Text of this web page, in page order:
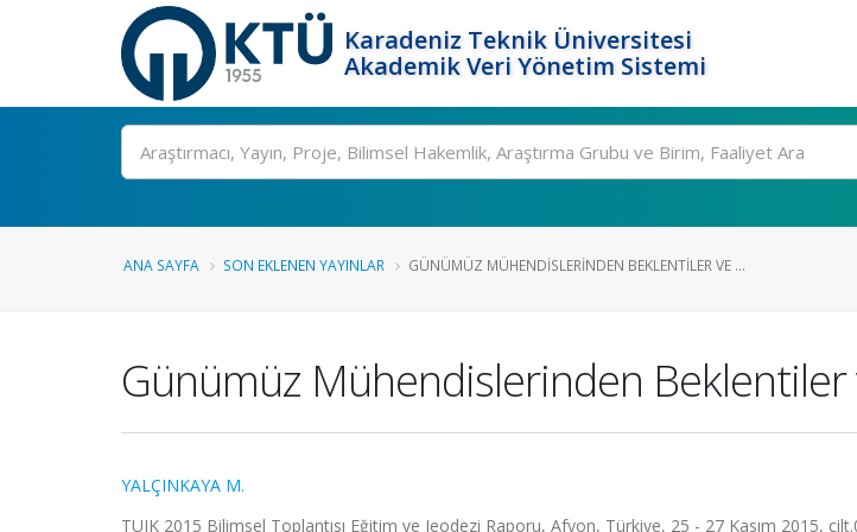
Karadeniz Teknik Üniversitesi
Akademik Veri Yönetim Sistemi
Ara
ANA SAYFA SON EKLENEN YAYINLAR GÜNÜMÜZ MÜHENDISLERINDEN BEKLENTILER VE ...
Günümüz Mühendislerinden
YALÇINKAYA M.
TUJK 2015 Bilimsel Toplantısı Eğitim ve Jeodezi Raporu, Afyon, Türkiye, 25 - 27 Kasım 2015,